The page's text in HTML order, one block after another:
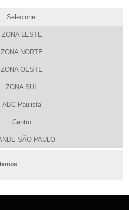
Selecione:
ZONA LESTE
ZONA NORTE
ZONA OESTE
ZONA SUL
ABC Paulista
Centro
SÃO PAULO